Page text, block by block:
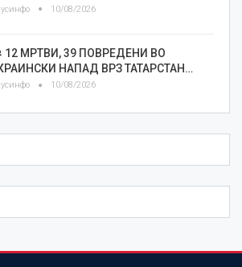
10/08/2026
12 МРТВИ, 39 ПОВРЕДЕНИ ВО
НАПАД ВРЗ ТАТАРСТАН…
10/08/2026